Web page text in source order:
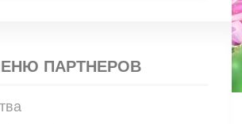
ПАРТНЕРОВ